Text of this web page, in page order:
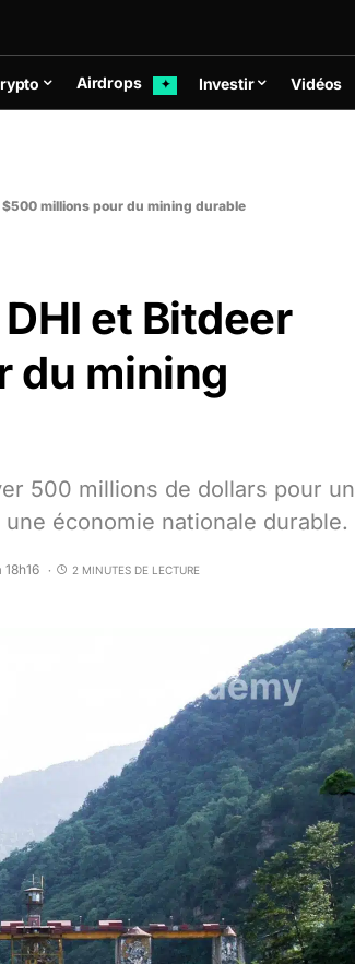
Airdrops ✦ Investir Vidéos
millions pour du mining durable
et Bitdeer
du mining
500 millions de dollars pour un
économie nationale durable.
2 MINUTES DE LECTURE